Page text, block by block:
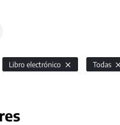
Libro electrónico Todas